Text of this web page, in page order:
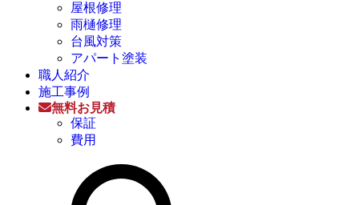
屋根修理
雨樋修理
台風対策
アパート塗装
職人紹介
施工事例
無料お見積
保証
費用